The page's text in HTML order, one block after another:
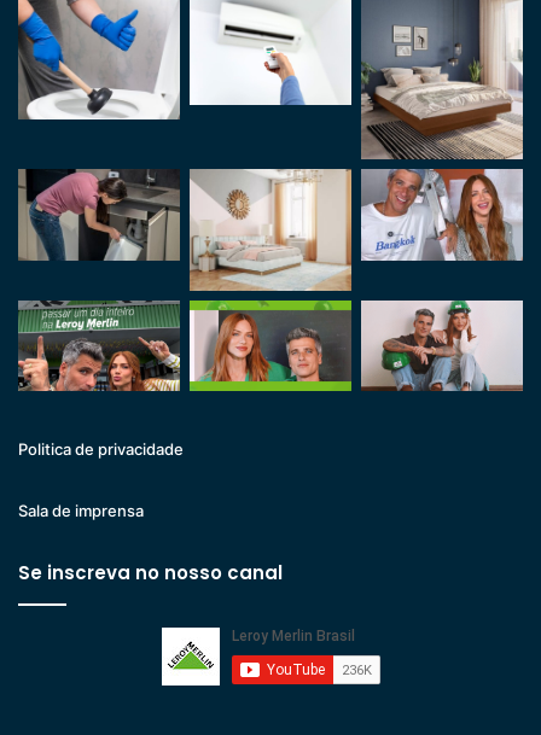
Politica de privacidade
Sala de imprensa
Se inscreva no nosso canal